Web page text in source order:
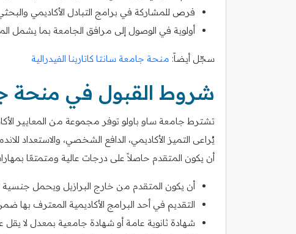
فرص للمشاركة في برامج التبادل الأكاديمي
أولوية في الوصول إلى مرافق الجامعة بما يشمل
سجّل أيضاً: منحة جامعة سانتا كاتارينا الفيدرالية
شروط القبول في منحة
تشترط جامعة ساو باولو توفر مجموعة من المعايير
يُراعى التميز الأكاديمي، الدافع الشخصي، والاستعداد
أن يكون المتقدم حاصلاً على درجات عالية ومتمتعًا
أن يكون المتقدم من خارج البرازيل ويحمل جنسية
التقديم في أحد البرامج الأكاديمية المعترف بها
شهادة ثانوية عامة أو شهادة جامعية بمعدل لا يقل عن 85% أو ما